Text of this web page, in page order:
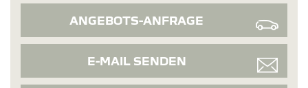
ANGEBOTS-ANFRAGE
E-MAIL SENDEN